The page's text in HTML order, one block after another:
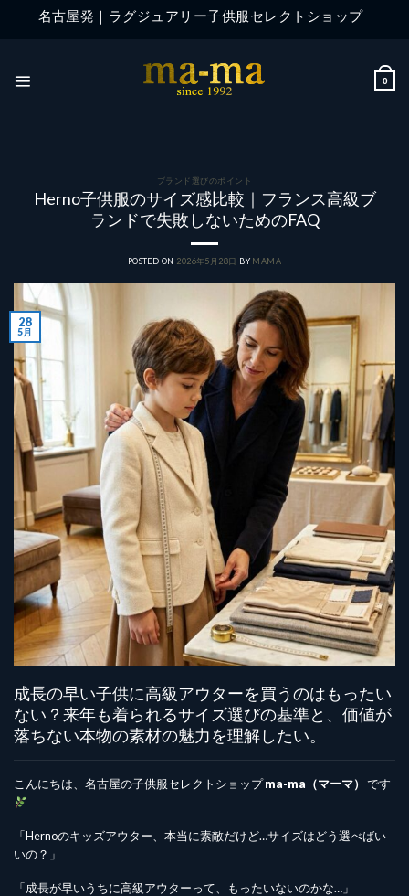
名古屋発｜ラグジュアリー子供服セレクトショップ
0
ブランド選びのポイント
Herno子供服のサイズ感比較｜フランス高級ブ
ランドで失敗しないためのFAQ
POSTED ON 2026年5月28日 BY MAMA
28
5月
成長の早い子供に高級アウターを買うのはもったい
ない？来年も着られるサイズ選びの基準と、価値が
落ちない本物の素材の魅力を理解したい。
こんにちは、名古屋の子供服セレクトショップma-ma（マーマ） です
「Hernoのキッズアウター、本当に素敵だけど…サイズはどう選べばい
いの？」
「成長が早いうちに高級アウターって、もったいないのかな…」